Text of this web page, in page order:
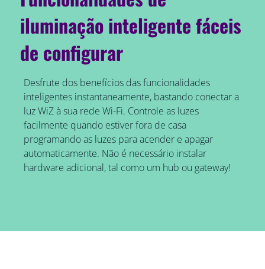
iluminação inteligente fáceis
de configurar
Desfrute dos benefícios das funcionalidades
inteligentes instantaneamente, bastando conectar a
luz WiZ à sua rede Wi-Fi. Controle as luzes
facilmente quando estiver fora de casa
programando as luzes para acender e apagar
automaticamente. Não é necessário instalar
hardware adicional, tal como um hub ou gateway!